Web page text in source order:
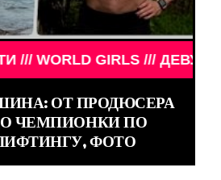
/// ДЕВУШКИ
ОТ ПРОДЮСЕРА
ЧЕМПИОНКИ ПО
ФОТО